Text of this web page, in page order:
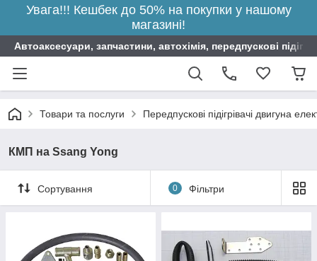
Увага!!! Кешбек до 50% на покупки у нашому
магазині!
Автоаксесуари, запчастини, автохімія, передпускові
Товари та послуги Передпускові підігрівачі двигуна
КМП на Ssang Yong
Сортування 0 Фільтри